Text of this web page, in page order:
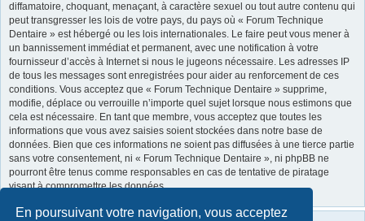
En poursuivant votre navigation, vous acceptez
diffamatoire, choquant, menaçant, à caractère sexuel ou tout autre contenu qui
peut transgresser les lois de votre pays, du pays où « Forum Technique
Dentaire » est hébergé ou les lois internationales. Le faire peut vous mener à
un bannissement immédiat et permanent, avec une notification à votre
fournisseur d’accès à Internet si nous le jugeons nécessaire. Les adresses IP
de tous les messages sont enregistrées pour aider au renforcement de ces
conditions. Vous acceptez que « Forum Technique Dentaire » supprime,
modifie, déplace ou verrouille n’importe quel sujet lorsque nous estimons que
cela est nécessaire. En tant que membre, vous acceptez que toutes les
informations que vous avez saisies soient stockées dans notre base de
données. Bien que ces informations ne soient pas diffusées à une tierce partie
sans votre consentement, ni « Forum Technique Dentaire », ni phpBB ne
pourront être tenus comme responsables en cas de tentative de piratage
visant à compromettre les données.